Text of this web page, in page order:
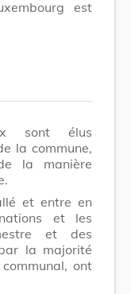
est
sont élus
la commune,
la manière
et entre en
et les
et des
la majorité
ont